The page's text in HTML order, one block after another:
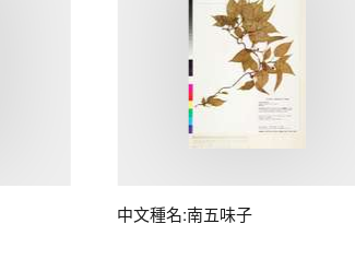
中文種名:南五味子